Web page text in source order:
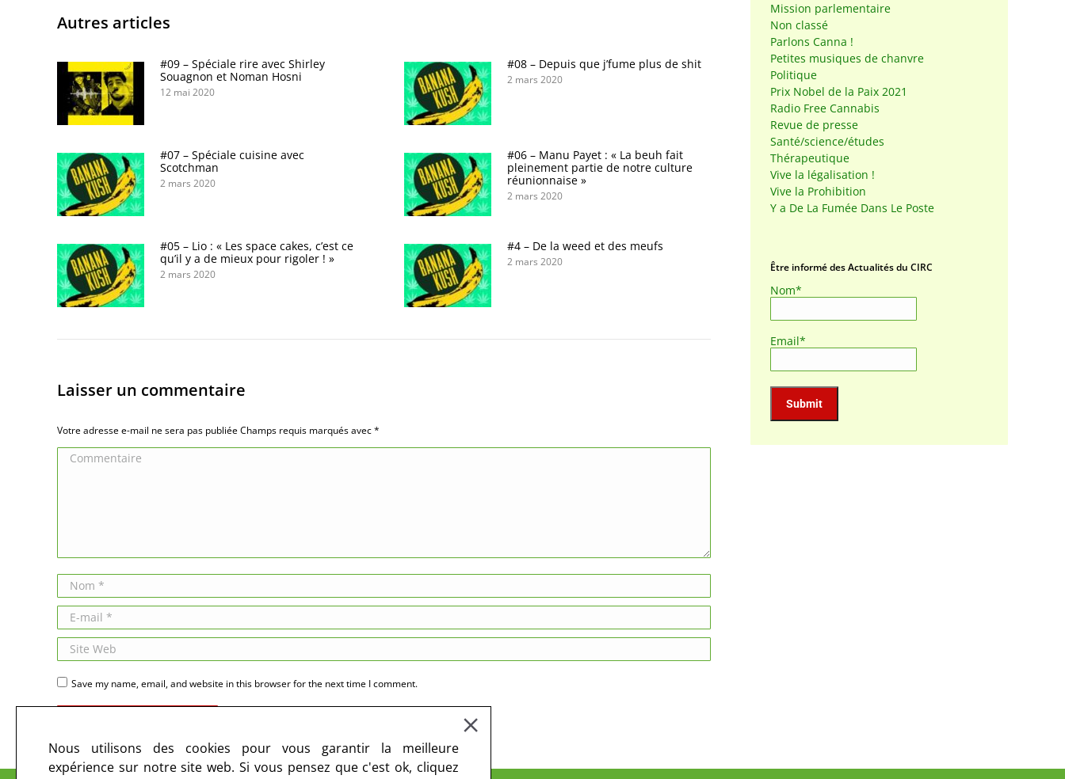
Autres articles
#09 – Spéciale rire avec Shirley
Souagnon et Noman Hosni
12 mai 2020
#08 – Depuis que j’fume plus de shit
2 mars 2020
#07 – Spéciale cuisine avec
Scotchman
2 mars 2020
#06 – Manu Payet : « La beuh fait
pleinement partie de notre culture
réunionnaise »
2 mars 2020
#05 – Lio : « Les space cakes, c’est ce
qu’il y a de mieux pour rigoler ! »
2 mars 2020
#4 – De la weed et des meufs
2 mars 2020
Laisser un commentaire
Votre adresse e-mail ne sera pas publiée Champs requis marqués avec*
Commentaire
Nom *
E-mail *
Site Web
Save my name, email, and website in this browser for the next time I comment.
Mission parlementaire
Non classé
Parlons Canna !
Petites musiques de chanvre
Politique
Prix Nobel de la Paix 2021
Radio Free Cannabis
Revue de presse
Santé/science/études
Thérapeutique
Vive la légalisation !
Vive la Prohibition
Y a De La Fumée Dans Le Poste
Être informé des Actualités du CIRC
Nom*
Email*
Nous utilisons des cookies pour vous garantir la meilleure
expérience sur notre site web. Si vous pensez que c'est ok, cliquez